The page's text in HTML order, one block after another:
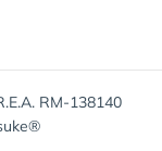
RM-138140